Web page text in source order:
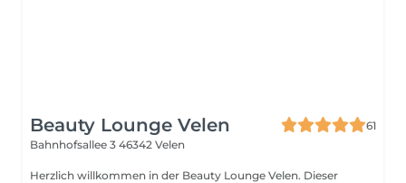
Beauty Lounge Velen
61
Bahnhofsallee 3 46342 Velen
Herzlich willkommen in der Beauty Lounge Velen. Dieser